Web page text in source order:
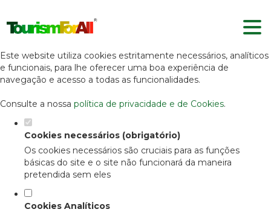
Defina as suas preferências de
cookies para este website.
Este website utiliza cookies estritamente necessários, analíticos
e funcionais, para lhe oferecer uma boa experiência de
navegação e acesso a todas as funcionalidades.
Consulte a nossa política de privacidade e de Cookies.
Cookies necessários (obrigatório)
Os cookies necessários são cruciais para as funções
básicas do site e o site não funcionará da maneira
pretendida sem eles
Cookies Analíticos